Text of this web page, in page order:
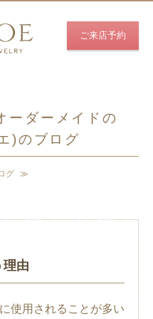
ご来店予約
ーダーメイドの
)のブログ
グ
理由
使用されることが多い